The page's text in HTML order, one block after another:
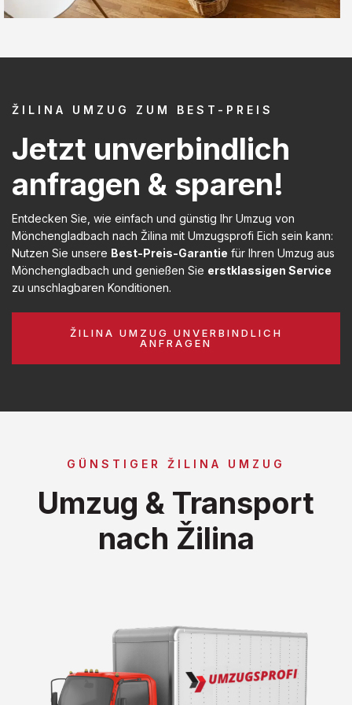
ŽILINA UMZUG ZUM BEST-PREIS
Jetzt unverbindlich
anfragen & sparen!
Entdecken Sie, wie einfach und günstig Ihr Umzug von
Mönchengladbach nach Žilina mit Umzugsprofi Eich sein kann:
Nutzen Sie unsere Best-Preis-Garantie für Ihren Umzug aus
Mönchengladbach und genießen Sie erstklassigen Service
zu unschlagbaren Konditionen.
ŽILINA UMZUG UNVERBINDLICH
ANFRAGEN
GÜNSTIGER ŽILINA UMZUG
Umzug & Transport
nach Žilina